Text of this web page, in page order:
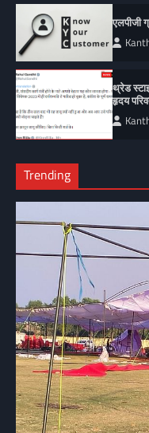
एलपीजी
थ्रेड
हृदय
Trending